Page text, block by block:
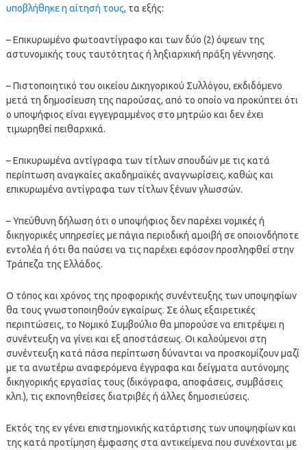
υποβλήθηκε η αίτησή τους, τα εξής:
– Επικυρωμένο φωτοαντίγραφο και των δύο (2) όψεων της
αστυνομικής τους ταυτότητας ή ληξιαρχική πράξη γέννησης.
– Πιστοποιητικό του οικείου Δικηγορικού Συλλόγου, εκδιδόμενο
μετά τη δημοσίευση της παρούσας, από το οποίο να προκύπτει ότι
ο υποψήφιος είναι εγγεγραμμένος στο μητρώο και δεν έχει
τιμωρηθεί πειθαρχικά.
– Επικυρωμένα αντίγραφα των τίτλων σπουδών με τις κατά
περίπτωση αναγκαίες ακαδημαϊκές αναγνωρίσεις, καθώς και
επικυρωμένα αντίγραφα των τίτλων ξένων γλωσσών.
– Υπεύθυνη δήλωση ότι ο υποψήφιος δεν παρέχει νομικές ή
δικηγορικές υπηρεσίες με πάγια περιοδική αμοιβή σε οποιονδήποτε
εντολέα ή ότι θα παύσει να τις παρέχει εφόσον προσληφθεί στην
Τράπεζα της Ελλάδος.
Ο τόπος και χρόνος της προφορικής συνέντευξης των υποψηφίων
θα τους γνωστοποιηθούν εγκαίρως. Σε όλως εξαιρετικές
περιπτώσεις, το Νομικό Συμβούλιο θα μπορούσε να επιτρέψει η
συνέντευξη να γίνει και εξ αποστάσεως. Οι καλούμενοι στη
συνέντευξη κατά πάσα περίπτωση δύνανται να προσκομίζουν μαζί
με τα ανωτέρω αναφερόμενα έγγραφα και δείγματα αυτόνομης
δικηγορικής εργασίας τους (δικόγραφα, αποφάσεις, συμβάσεις
κλπ.), τις εκπονηθείσες διατριβές ή άλλες δημοσιεύσεις.
Εκτός της εν γένει επιστημονικής κατάρτισης των υποψηφίων και
της κατά προτίμηση έμφασης στα αντικείμενα που συνέχονται με